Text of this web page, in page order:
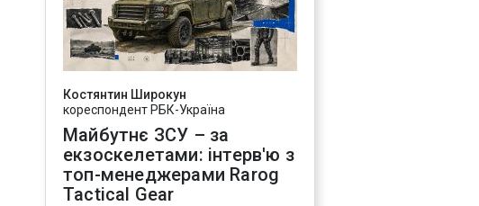
Костянтин Широкун
кореспондент РБК-Україна
Майбутнє ЗСУ – за
екзоскелетами: інтерв'ю з
топ-менеджерами Rarog
Tactical Gear